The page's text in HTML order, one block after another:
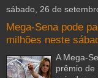
sábado, 26 de
Mega-Sena pode
milhões neste
A Mega-
prêmio de